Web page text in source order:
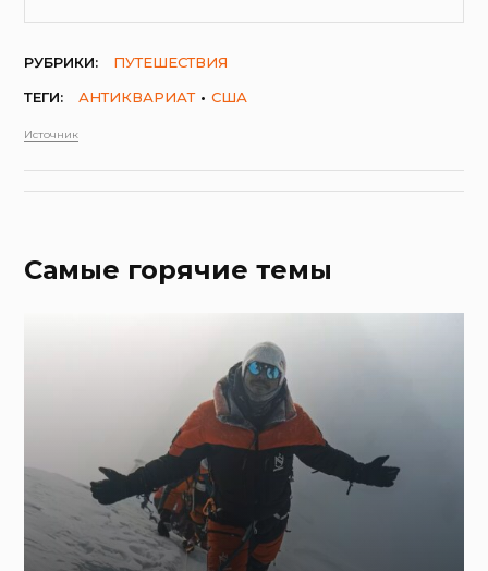
РУБРИКИ:
ПУТЕШЕСТВИЯ
ТЕГИ:
АНТИКВАРИАТ США
Источник
Самые горячие темы